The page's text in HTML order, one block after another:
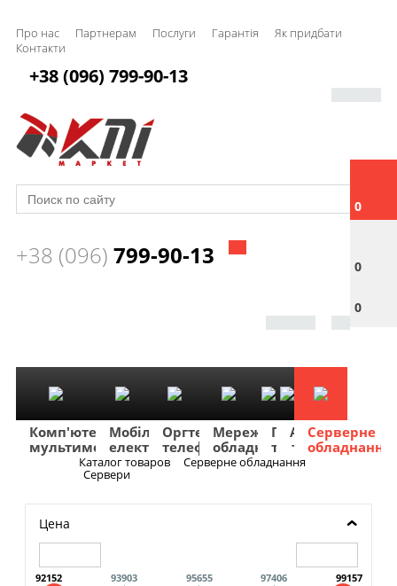
Про нас Партнерам Послуги Гарантія
Як придбати
Контакти
0
0
0
+38 (096) 799-90-13
+38 (096) 799-90-13
Комп'ютери
мультимедіа
Мобільна
електроніка
Оргтехніка
телефонія
Мережеве
обладнання
Побутова
техніка
TV
та
Аудіо
Фото
та
відео
Авто
та
навігація
Серверне
обладнання
Каталог товаров Серверне обладнання
Сервери
Цена
92152 93903 95655 97406 99157